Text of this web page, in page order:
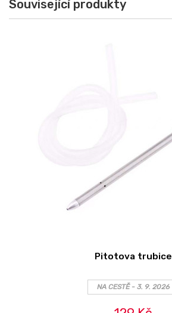
Související produkty
Pitotova trubice
NA CESTĚ - 3. 9. 2026